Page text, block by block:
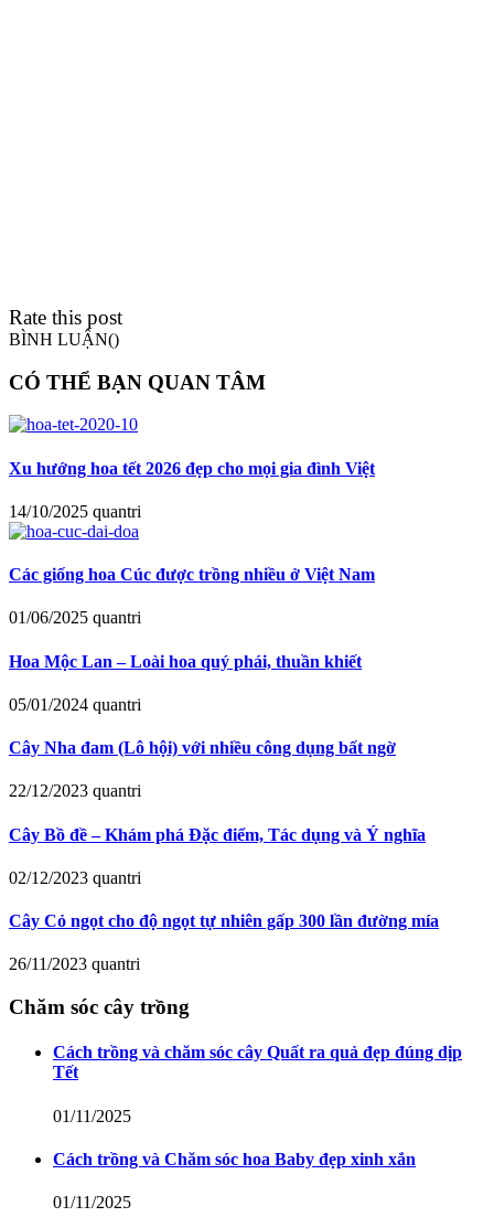
Rate this post
BÌNH LUẬN()
CÓ THỂ BẠN QUAN TÂM
Xu hướng hoa tết 2026 đẹp cho mọi gia đình Việt
14/10/2025 quantri
Các giống hoa Cúc được trồng nhiều ở Việt Nam
01/06/2025 quantri
Hoa Mộc Lan – Loài hoa quý phái, thuần khiết
05/01/2024 quantri
Cây Nha đam (Lô hội) với nhiều công dụng bất ngờ
22/12/2023 quantri
Cây Bồ đề – Khám phá Đặc điểm, Tác dụng và Ý nghĩa
02/12/2023 quantri
Cây Cỏ ngọt cho độ ngọt tự nhiên gấp 300 lần đường mía
26/11/2023 quantri
Chăm sóc cây trồng
Cách trồng và chăm sóc cây Quất ra quả đẹp đúng dịp
Tết
01/11/2025
Cách trồng và Chăm sóc hoa Baby đẹp xinh xắn
01/11/2025